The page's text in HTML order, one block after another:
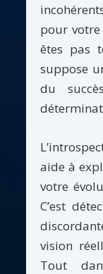
pour votre
êtes pas
suppose
du
aide à
votre
C’est
vision
Tout